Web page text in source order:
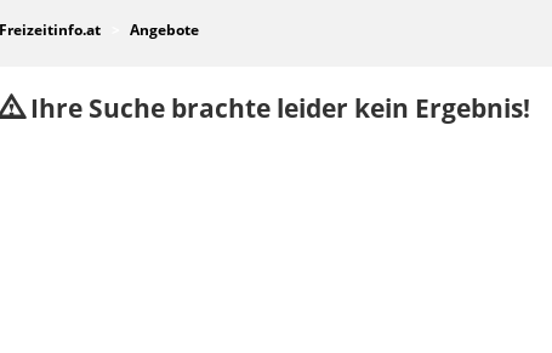
Freizeitinfo.at Angebote
Ihre Suche brachte leider kein Ergebnis!